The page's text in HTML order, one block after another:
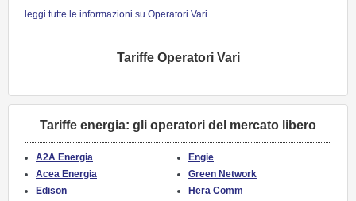
leggi tutte le informazioni su Operatori Vari
Tariffe Operatori Vari
Tariffe energia: gli operatori del mercato libero
A2A Energia
Acea Energia
Edison
Engie
Green Network
Hera Comm